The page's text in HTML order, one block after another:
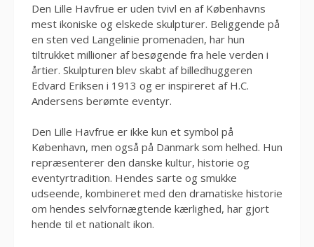
Den Lille Havfrue er uden tvivl en af Københavns
mest ikoniske og elskede skulpturer. Beliggende på
en sten ved Langelinie promenaden, har hun
tiltrukket millioner af besøgende fra hele verden i
årtier. Skulpturen blev skabt af billedhuggeren
Edvard Eriksen i 1913 og er inspireret af H.C.
Andersens berømte eventyr.
Den Lille Havfrue er ikke kun et symbol på
København, men også på Danmark som helhed. Hun
repræsenterer den danske kultur, historie og
eventyrtradition. Hendes sarte og smukke
udseende, kombineret med den dramatiske historie
om hendes selvfornægtende kærlighed, har gjort
hende til et nationalt ikon.